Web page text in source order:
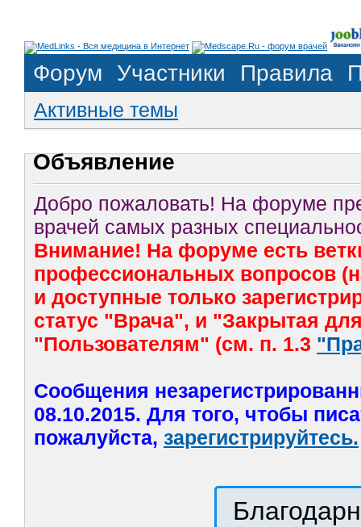
Форум Участники Правила
Активные темы
Объявление
Добро пожаловать! На форуме
врачей самых разных
Внимание! На форуме есть
профессиональных вопросов
и доступные только
статус "Врача", и "Закрытая
"Пользователям" (см. п. 1.3
Сообщения
08.10.2015. Для того, чтобы
пожалуйста, зарегистрируйтесь.